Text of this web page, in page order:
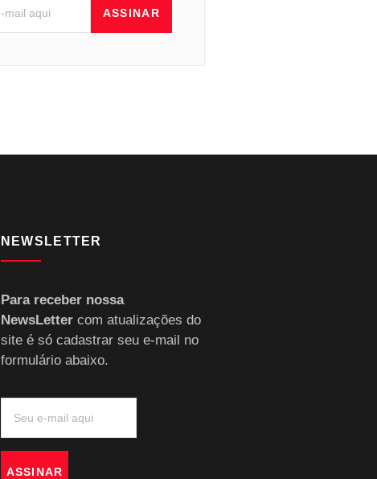
ASSINAR
NEWSLETTER
Para receber nossa
NewsLettercom atualizações do
site é só cadastrar seu e-mail no
formulário abaixo.
ASSINAR